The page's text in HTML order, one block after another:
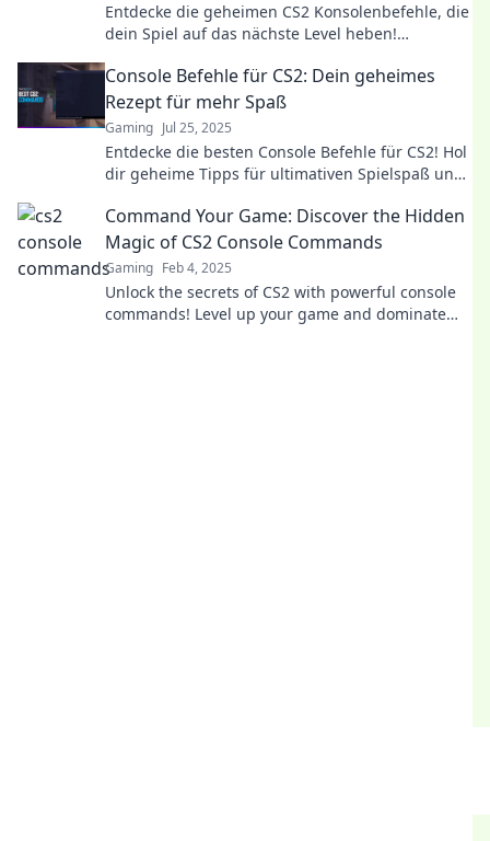
Entdecke die geheimen CS2 Konsolenbefehle, die
dein Spiel auf das nächste Level heben!
Console Befehle für CS2: Dein geheimes
Rezept für mehr Spaß
Gaming Jul 25, 2025
Entdecke die besten Console Befehle für CS2! Hol
dir geheime Tipps für ultimativen Spielspaß und
Command Your Game: Discover the Hidden
Magic of CS2 Console Commands
Gaming Feb 4, 2025
Unlock the secrets of CS2 with powerful console
commands! Level up your game and dominate